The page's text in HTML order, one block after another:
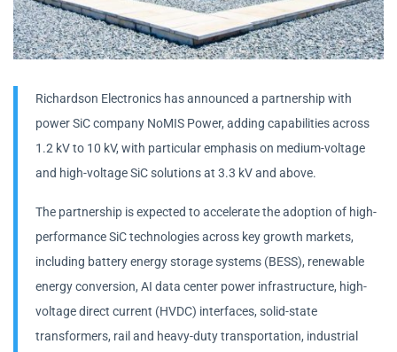
Richardson Electronics has announced a partnership with
power SiC company NoMIS Power, adding capabilities across
1.2 kV to 10 kV, with particular emphasis on medium-voltage
and high-voltage SiC solutions at 3.3 kV and above.
The partnership is expected to accelerate the adoption of high-
performance SiC technologies across key growth markets,
including battery energy storage systems (BESS), renewable
energy conversion, AI data center power infrastructure, high-
voltage direct current (HVDC) interfaces, solid-state
transformers, rail and heavy-duty transportation, industrial